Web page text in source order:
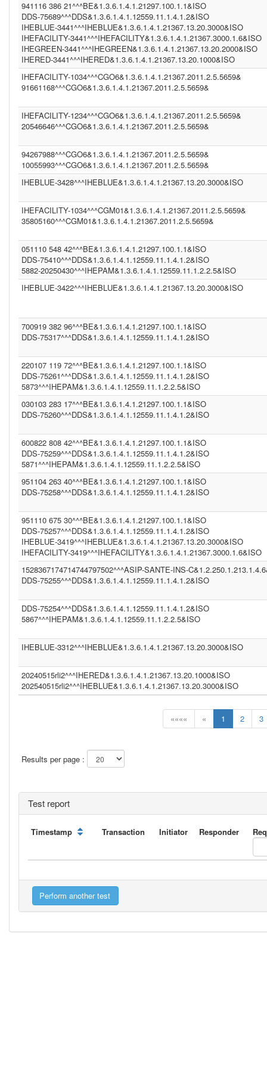
PIS ()
IHEPAM (1.3.6.1.4.1.12559.11.1.2.2.5)
IM1 (1.3.6.1.4.1.21367.13.20.1000)
(1.3.6.1.4.1.21367.2011.2.5.5524)
WBC (1.3.6.1.4.1.12559.11.1.4.1.2)
(1.2.840.114350.1.13.99998.8734)
PCP (1.101)
CGO3 (1.3.6.1.4.1.21367.2011.2.5.5611)
CGO6 (1.3.6.1.4.1.21367.2011.2.5.5659)
BE (1.3.6.1.4.1.21297.100.1.1)
FR (1.2.250.1.213.1.4.2)
(1.2.9.8.7)
(2.16.840.1.113883.13.37)
ASIP-SANTE-INS-C (1.2.250.1.213.1.4.2)
BE (UNKNOWN)
DDS23 (1.3.6.1.4.1.12559.11.1.4.1.2)
PCP (2.16.840.1.113883.3.109.2.0.1.2.1.100)
IT (2.16.840.1.113883.2.9.4.3.2)
1.3.6.1.4.1.21367.2011.2.5.5659 (1.3.6.1.4.1.21367.2011.2.5.5659)
CPAGE (1.2.250.1.211.10.200.2)
NIST2010-3 (2.16.840.1.113883.3.72.5.9.3)
(2.16.840.1.113883.4.1)
DDS (1.3.6.1.4.1.12559.11.1.4.1.2)
CGOT (1.2.40.0.10.1.6.1.1.1.001.1.1.3.1)
CGEU (1.3.6.1.4.1.21367.2011.2.5.5597)
1.3.6.1.4.1.21367.2011.2.5.5394 (1.3.6.1.4.1.21367.2011.2.5.5659)
COROLAR (1.3.6.1.4.1.21367.13.20.242)
(2.16.840.1.113883.13.230)
DDS (1.3.6.1.4.1.12559.11.1.4.2.4)
IHEBLUE2 (1.3.6.1.4.1.21367.13.20.3001)
SER (1.3.6.1.4.1.21367.2011.2.5.5563)
INFNITTG (1.3.6.1.4.1.21367.2005.13.20.3000)
(1.3.6.1.4.1.21367.2011.2.5.5523)
(1.3.6.1.4.1.21367.13.20.1000)
«««« « 1 2 3
Results per page :
941116 386 21^^^BE&1.3.6.1.4.1.21297.100.1.1&ISO
DDS-75689^^^DDS&1.3.6.1.4.1.12559.11.1.4.1.2&ISO
IHEBLUE-3441^^^IHEBLUE&1.3.6.1.4.1.21367.13.20.3000&ISO
IHEFACILITY-3441^^^IHEFACILITY&1.3.6.1.4.1.21367.3000.1.6&ISO
IHEGREEN-3441^^^IHEGREEN&1.3.6.1.4.1.21367.13.20.2000&ISO
IHERED-3441^^^IHERED&1.3.6.1.4.1.21367.13.20.1000&ISO
IHEFACILITY-1034^^^CGO6&1.3.6.1.4.1.21367.2011.2.5.5659&
91661168^^^CGO6&1.3.6.1.4.1.21367.2011.2.5.5659&
IHEFACILITY-1234^^^CGO6&1.3.6.1.4.1.21367.2011.2.5.5659&
20546646^^^CGO6&1.3.6.1.4.1.21367.2011.2.5.5659&
94267988^^^CGO6&1.3.6.1.4.1.21367.2011.2.5.5659&
10055993^^^CGO6&1.3.6.1.4.1.21367.2011.2.5.5659&
IHEBLUE-3428^^^IHEBLUE&1.3.6.1.4.1.21367.13.20.3000&ISO
IHEFACILITY-1034^^^CGM01&1.3.6.1.4.1.21367.2011.2.5.5659&
35805160^^^CGM01&1.3.6.1.4.1.21367.2011.2.5.5659&
051110 548 42^^^BE&1.3.6.1.4.1.21297.100.1.1&ISO
DDS-75410^^^DDS&1.3.6.1.4.1.12559.11.1.4.1.2&ISO
5882-20250430^^^IHEPAM&1.3.6.1.4.1.12559.11.1.2.2.5&ISO
IHEBLUE-3422^^^IHEBLUE&1.3.6.1.4.1.21367.13.20.3000&ISO
700919 382 96^^^BE&1.3.6.1.4.1.21297.100.1.1&ISO
DDS-75317^^^DDS&1.3.6.1.4.1.12559.11.1.4.1.2&ISO
220107 119 72^^^BE&1.3.6.1.4.1.21297.100.1.1&ISO
DDS-75261^^^DDS&1.3.6.1.4.1.12559.11.1.4.1.2&ISO
5873^^^IHEPAM&1.3.6.1.4.1.12559.11.1.2.2.5&ISO
030103 283 17^^^BE&1.3.6.1.4.1.21297.100.1.1&ISO
DDS-75260^^^DDS&1.3.6.1.4.1.12559.11.1.4.1.2&ISO
600822 808 42^^^BE&1.3.6.1.4.1.21297.100.1.1&ISO
DDS-75259^^^DDS&1.3.6.1.4.1.12559.11.1.4.1.2&ISO
5871^^^IHEPAM&1.3.6.1.4.1.12559.11.1.2.2.5&ISO
951104 263 40^^^BE&1.3.6.1.4.1.21297.100.1.1&ISO
DDS-75258^^^DDS&1.3.6.1.4.1.12559.11.1.4.1.2&ISO
951110 675 30^^^BE&1.3.6.1.4.1.21297.100.1.1&ISO
DDS-75257^^^DDS&1.3.6.1.4.1.12559.11.1.4.1.2&ISO
IHEBLUE-3419^^^IHEBLUE&1.3.6.1.4.1.21367.13.20.3000&ISO
IHEFACILITY-3419^^^IHEFACILITY&1.3.6.1.4.1.21367.3000.1.6&ISO
1528367174714744797502^^^ASIP-SANTE-INS-
DDS-75255^^^DDS&1.3.6.1.4.1.12559.11.1.4.1.2&ISO
DDS-75254^^^DDS&1.3.6.1.4.1.12559.11.1.4.1.2&ISO
5867^^^IHEPAM&1.3.6.1.4.1.12559.11.1.2.2.5&ISO
IHEBLUE-3312^^^IHEBLUE&1.3.6.1.4.1.21367.13.20.3000&ISO
20240515rli2^^^IHERED&1.3.6.1.4.1.21367.13.20.1000&ISO
202540515rli2^^^IHEBLUE&1.3.6.1.4.1.21367.13.20.3000&ISO
Test report
Timestamp Transaction Initiator Responder